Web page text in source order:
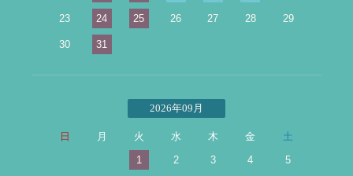
23 24 25 26 27 28 29
30 31
2026年09月
日 月 火 水 木 金
土
1
2 3 4 5